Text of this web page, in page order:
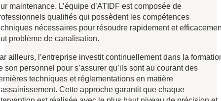
maintenance. L’équipe d’ATIDF est composée de
qualifiés qui possèdent les compétences
nécessaires pour résoudre rapidement et
problème de canalisation.
ailleurs, l’entreprise investit continuellement dans la
son personnel pour s’assurer qu’ils sont au courant des
techniques et réglementations en matière
Cette approche garantit que chaque